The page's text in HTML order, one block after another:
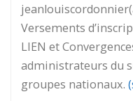
Versements
LIEN et
administrateurs du
groupes nationaux.